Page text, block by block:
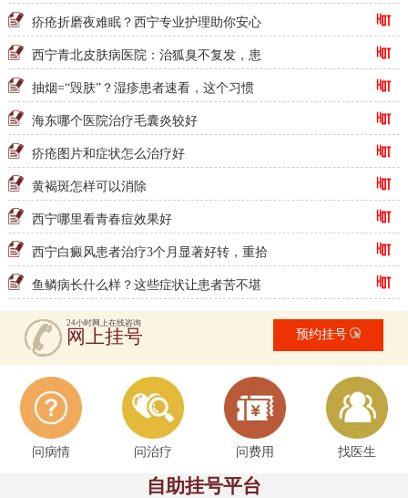
疥疮折磨夜难眠？西宁专业护理助你安心
西宁青北皮肤病医院：治狐臭不复发，患
抽烟=“毁肤”？湿疹患者速看，这个习惯
海东哪个医院治疗毛囊炎较好
疥疮图片和症状怎么治疗好
黄褐斑怎样可以消除
西宁哪里看青春痘效果好
西宁白癜风患者治疗3个月显著好转，重拾
鱼鳞病长什么样？这些症状让患者苦不堪
24小时网上在线咨询
网上挂号 预约挂号
问病情 问治疗 问费用 找医生
自助挂号平台